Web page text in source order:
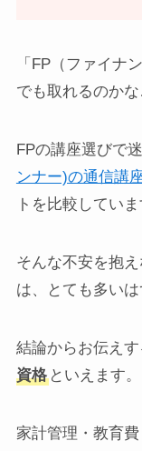
「FP（ファイナ
でも取れるのかな
FPの講座選びで迷
ンナー)の通信講
トを比較してい
そんな不安を抱
は、とても多いは
結論からお伝えす
資格といえます。
家計管理・教育